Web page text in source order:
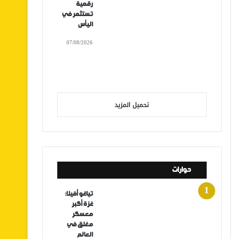
رقمية
تستثمر في
اليأس
07/08/2026
تحميل المزيد
حوارات
تياغو أفيلا:
غزة أكبر
معسكر
مغلق في
العالم